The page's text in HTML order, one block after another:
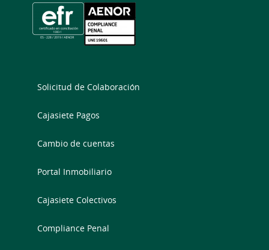
Solicitud de Colaboración
Cajasiete Pagos
Cambio de cuentas
Portal Inmobiliario
Cajasiete Colectivos
Compliance Penal